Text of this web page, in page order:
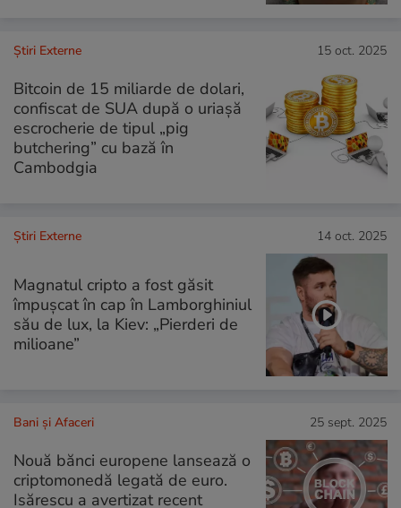
Știri Externe 15 oct. 2025
Bitcoin de 15 miliarde de dolari,
confiscat de SUA după o uriaşă
escrocherie de tipul „pig
butchering” cu bază în
Cambodgia
Știri Externe 14 oct. 2025
Magnatul cripto a fost găsit
împușcat în cap în Lamborghiniul
său de lux, la Kiev: „Pierderi de
milioane”
Bani și Afaceri 25 sept. 2025
Nouă bănci europene lansează o
criptomonedă legată de euro.
Isărescu a avertizat recent